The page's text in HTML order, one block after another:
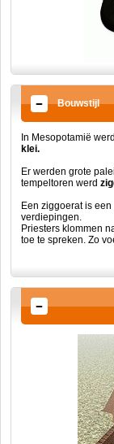
Bouwstijl
In Mesopotamië
klei.
Er werden grote
tempeltoren werd
Een ziggoerat is
verdiepingen.
Priesters klommen
toe te spreken. Zo